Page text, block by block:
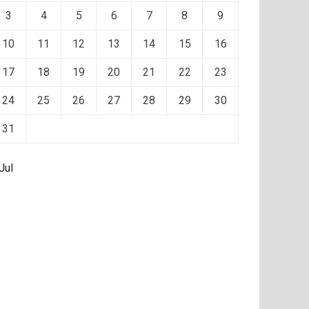
3 4 5 6 7 8 9
10 11 12 13 14 15 16
17 18 19 20 21 22 23
24 25 26 27 28 29 30
31